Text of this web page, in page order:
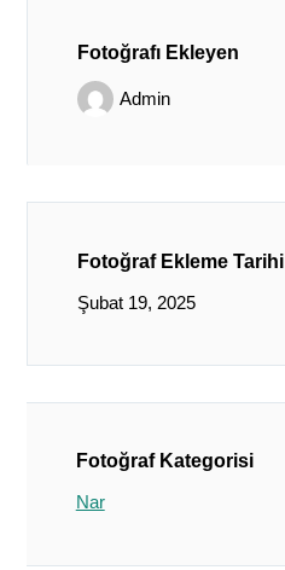
Fotoğrafı Ekleyen
Admin
Fotoğraf Ekleme Tarihi
Şubat 19, 2025
Fotoğraf Kategorisi
Nar